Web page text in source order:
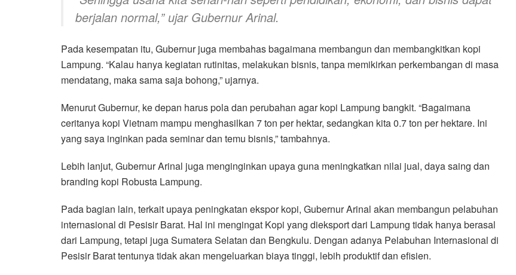
berjalan normal,” ujar Gubernur Arinal.
Pada kesempatan itu, Gubernur juga membahas bagaimana membangun dan membangkitkan kopi
Lampung. “Kalau hanya kegiatan rutinitas, melakukan bisnis, tanpa memikirkan perkembangan di masa
mendatang, maka sama saja bohong,” ujarnya.
Menurut Gubernur, ke depan harus pola dan perubahan agar kopi Lampung bangkit. “Bagaimana
ceritanya kopi Vietnam mampu menghasilkan 7 ton per hektar, sedangkan kita 0.7 ton per hektare. Ini
yang saya inginkan pada seminar dan temu bisnis,” tambahnya.
Lebih lanjut, Gubernur Arinal juga menginginkan upaya guna meningkatkan nilai jual, daya saing dan
branding kopi Robusta Lampung.
Pada bagian lain, terkait upaya peningkatan ekspor kopi, Gubernur Arinal akan membangun pelabuhan
internasional di Pesisir Barat. Hal ini mengingat Kopi yang dieksport dari Lampung tidak hanya berasal
dari Lampung, tetapi juga Sumatera Selatan dan Bengkulu. Dengan adanya Pelabuhan Internasional di
Pesisir Barat tentunya tidak akan mengeluarkan biaya tinggi, lebih produktif dan efisien.